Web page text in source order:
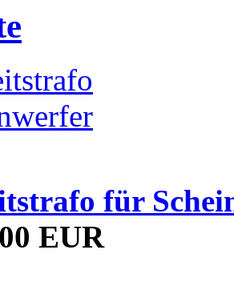
für
EUR